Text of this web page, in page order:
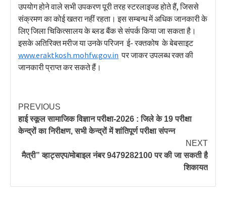
उपयोग होने वाले सभी उपकरण पूरी तरह स्टरलाइज्ड होते हैं, जिससे
संक्रमण का कोई खतरा नहीं रहता। इस सम्बन्ध में अधिक जानकारी के
लिए जिला चिकित्सालय के ब्लड बैंक से संपर्क किया जा सकता है।
इसके अतिरिक्त मरीज या उनके परिजन ई- रक्तकोष के बेबसाइट
www.eraktkosh.mohfw.gov.in पर जाकर उपलब्ध रक्त की
जानकारी प्राप्त कर सकते हैं।
PREVIOUS
हाई स्कूल सामाजिक विज्ञान परीक्षा-2026 : जिले के 19 परीक्षा
केन्द्रों का निरीक्षण, सभी केन्द्रों में शांतिपूर्ण परीक्षा संपन्न
NEXT
मैत्री” व्हाट्सएप/मोबाइल नंबर 9479282100 पर की जा सकती है
शिकायत